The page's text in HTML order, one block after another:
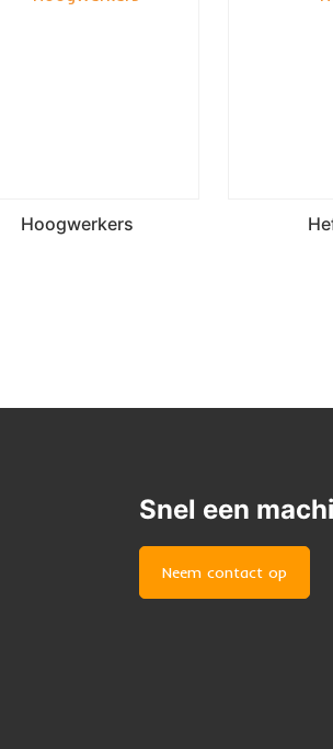
Hoogwerkers
Snel een
Neem contact op